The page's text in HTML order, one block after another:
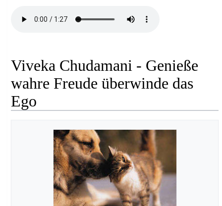
Viveka Chudamani - Genieße
wahre Freude überwinde das
Ego